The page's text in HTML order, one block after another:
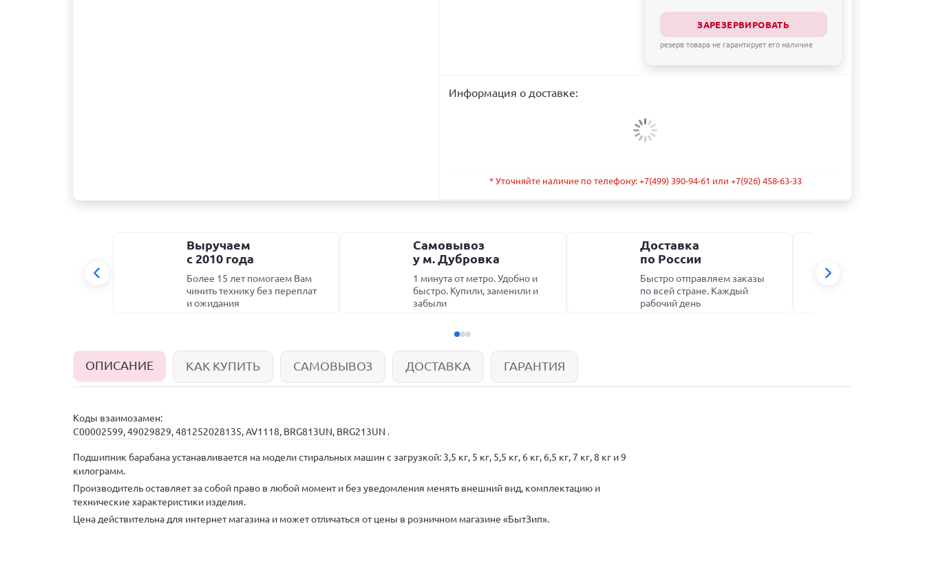
ЗАРЕЗЕРВИРОВАТЬ
резерв товара не гарантирует его наличие
Информация о доставке:
* Уточняйте наличие по телефону: +7(499) 390-94-61 или +7(926) 458-63-33
Выручаем
с 2010 года
Более 15 лет помогаем Вам
чинить технику без переплат
и ожидания
Самовывоз
у м. Дубровка
1 минута от метро. Удобно и
быстро. Купили, заменили и
забыли
Доставка
по России
Быстро отправляем заказы
по всей стране. Каждый
рабочий день
ОПИСАНИЕ КАК КУПИТЬ САМОВЫВОЗ ДОСТАВКА ГАРАНТИЯ
Коды взаимозамен:
C00002599,49029829,481252028135,AV1118, BRG813UN, BRG213UN .
Подшипник барабана устанавливается на модели стиральных машин с загрузкой: 3,5 кг, 5 кг, 5,5 кг, 6 кг, 6,5 кг, 7 кг, 8 кг и 9
килограмм.
Производитель оставляет за собой право в любой момент и без уведомления менять внешний вид, комплектацию и
технические характеристики изделия.
Цена действительна для интернет магазина и может отличаться от цены в розничном магазине «БытЗип».